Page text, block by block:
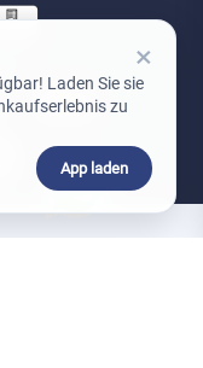
×
Laden Sie sie
zu
App laden